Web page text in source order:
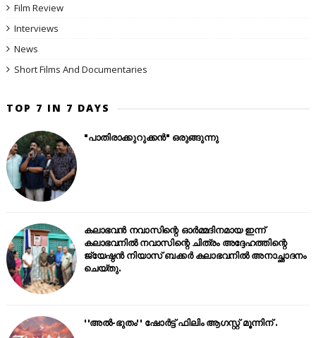
Film Review
Interviews
News
Short Films And Documentaries
TOP 7 IN 7 DAYS
"പാതിരാക്കുറുക്കൻ" ഒരുങ്ങുന്നു
കലാഭവൻ നവാസിന്റെ ഓർമ്മദിനമായ ഇന്ന്
കലാഭവനിൽ നവാസിന്റെ ചിത്രം അദ്ദേഹത്തിന്റെ
ജ്യേഷ്ഠൻ നിയാസ് ബക്കർ കലാഭവനിൽ അനാച്ഛാദനം
ചെയ്തു.
''അൽ-ഭുതം'' ഷോർട്ട് ഫിലിം ആഗസ്റ്റ് മൂന്നിന് .